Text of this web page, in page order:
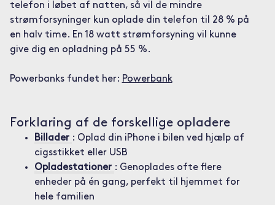
telefon i løbet af natten, så vil de mindre
strømforsyninger kun oplade din telefon til 28 % på
en halv time. En 18 watt strømforsyning vil kunne
give dig en opladning på 55 %.
Powerbanks fundet her: Powerbank
Forklaring af de forskellige opladere
Billader : Oplad din iPhone i bilen ved hjælp af
cigsstikket eller USB
Opladestationer : Genoplades ofte flere
enheder på én gang, perfekt til hjemmet for
hele familien